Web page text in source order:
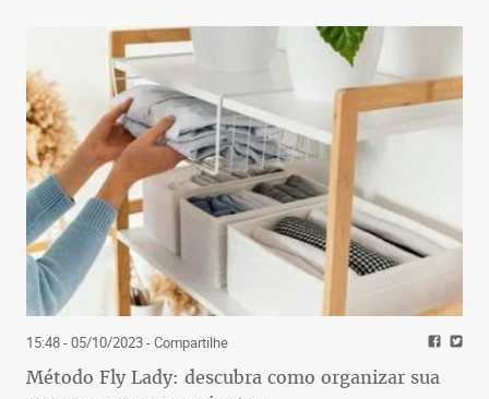
15:48 - 05/10/2023- Compartilhe
Método Fly Lady: descubra como organizar sua